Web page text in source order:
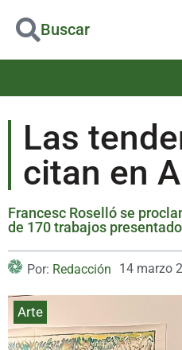
Buscar
Las
citan en
Francesc Roselló se
de 170 trabajos
Por: Redacción 14 marzo
Arte